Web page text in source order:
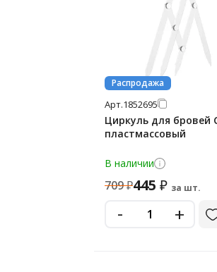
Распродажа
Арт.1852695
Циркуль для бровей
пластмассовый
В наличии
709₽445 ₽ за шт.
- +